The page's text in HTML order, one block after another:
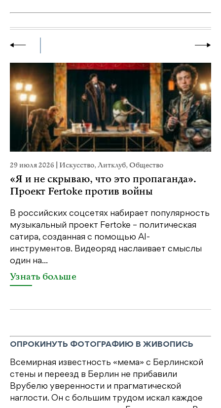
29 июля 2026 Искусство,Литклуб,Общество
«Я и не скрываю, что это пропаганда».
Проект Fertoke против войны
В российских соцсетях набирает популярность
музыкальный проект Fertoke – политическая
сатира, созданная с помощью AI-
инструментов. Видеоряд наслаивает смыслы
один на...
Узнать больше
ОПРОКИНУТЬ ФОТОГРАФИЮ В ЖИВОПИСЬ
Всемирная известность «мема» с Берлинской
стены и переезд в Берлин не прибавили
Врубелю уверенности и прагматической
наглости. Он с большим трудом искал каждое